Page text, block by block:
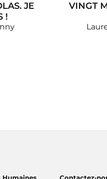
JE
!
VINGT